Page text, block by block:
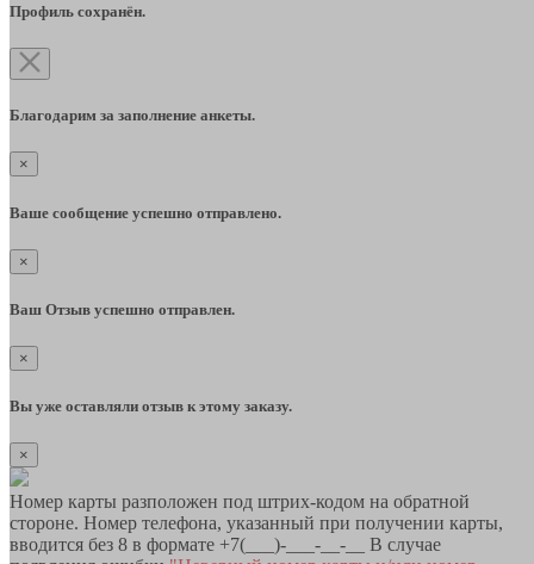
Профиль сохранён.
Благодарим за заполнение анкеты.
×
Ваше сообщение успешно отправлено.
×
Ваш Отзыв успешно отправлен.
×
Вы уже оставляли отзыв к этому заказу.
×
Номер карты разположен под штрих-кодом на обратной
стороне. Номер телефона, указанный при получении карты,
вводится без 8 в формате +7(___)-___-__-__ В случае